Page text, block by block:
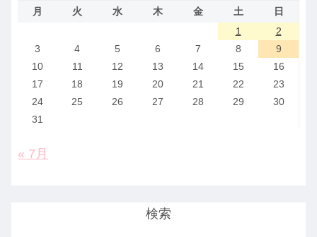
月 火 水 木 金 土
日
1
2
3
4 5 6 7 8
9
10
11 12 13 14 15
16
17
18 19 20 21 22
23
24
25 26 27 28 29
30
31
« 7月
検索